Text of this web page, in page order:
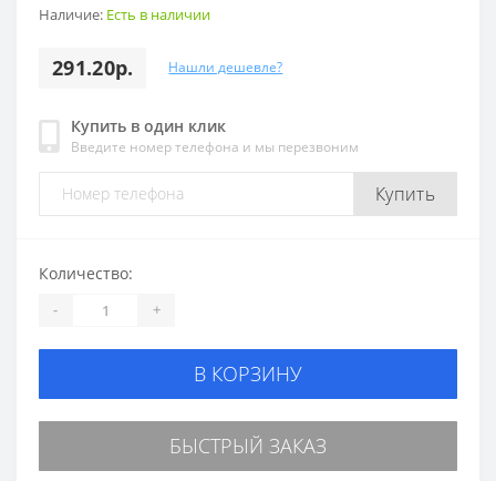
Наличие: Есть в наличии
291.20р. Нашли дешевле?
Купить в один клик
Введите номер телефона и мы перезвоним
Купить
Количество:
- +
В КОРЗИНУ
БЫСТРЫЙ ЗАКАЗ